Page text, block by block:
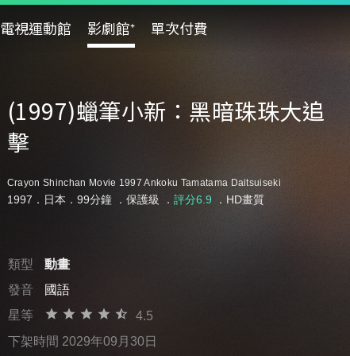
電視運動館 影劇館⁺ 單次付費
(1997)蠟筆小新：黑暗珠珠大追
擊
Crayon Shinchan Movie 1997 Ankoku Tamatama Daitsuiseki
1997．日本．99分鐘 ． 保護級 ． 評分6.9．HD畫質
類型
動畫
發音
國語
星等
4.5
下架時間 2029年09月30日